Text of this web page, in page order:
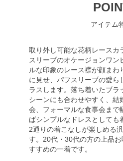
アイテム
取り外し可能な花柄レースカ
スリーブのオケージョンワン
ルな印象のレース襟が顔まわ
に見せ、パフスリーブの愛ら
ラスします。落ち着いたブラ
シーンにも合わせやすく、結
会、フォーマルな食事会まで
ばシンプルなドレスとしても
2通りの着こなしが楽しめる
す。20代・30代の方の上品
すすめの一着です。